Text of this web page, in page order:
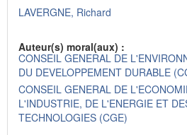
LAVERGNE, Richard
Auteur(s) moral(aux) :
CONSEIL GENERAL DE
DU DEVELOPPEMENT DURABLE
CONSEIL GENERAL DE
L'INDUSTRIE, DE L'ENERGIE ET
TECHNOLOGIES (CGE)